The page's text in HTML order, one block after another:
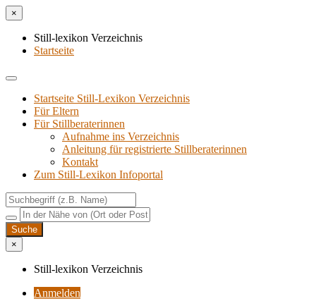
×
Still-lexikon Verzeichnis
Startseite
Startseite Still-Lexikon Verzeichnis
Für Eltern
Für Stillberaterinnen
Aufnahme ins Verzeichnis
Anlei­tung für regis­trier­te Stillberaterinnen
Kon­takt
Zum Still-Lexikon Infoportal
×
Still-lexikon Verzeichnis
Anmelden